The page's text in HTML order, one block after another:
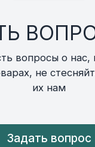
вопросы о
не
их нам
Задать вопрос